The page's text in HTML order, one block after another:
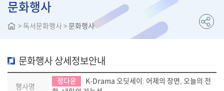
문화행사
> 독서문화행사>문화행사
문화행사 상세정보안내
행사명 정다운
K-Drama 오딧세이: 어제의 장면, 오늘의 전